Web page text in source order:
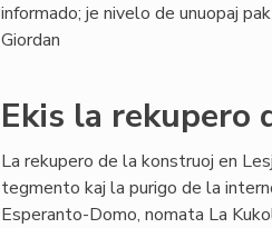
informado; je nivelo de unuopaj
Giordan
Ekis la rekupero
La rekupero de la konstruoj en
tegmento kaj la purigo de la
Esperanto-Domo, nomata La